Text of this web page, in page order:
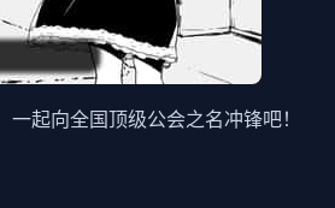
起向全国顶级公会之名冲锋吧！